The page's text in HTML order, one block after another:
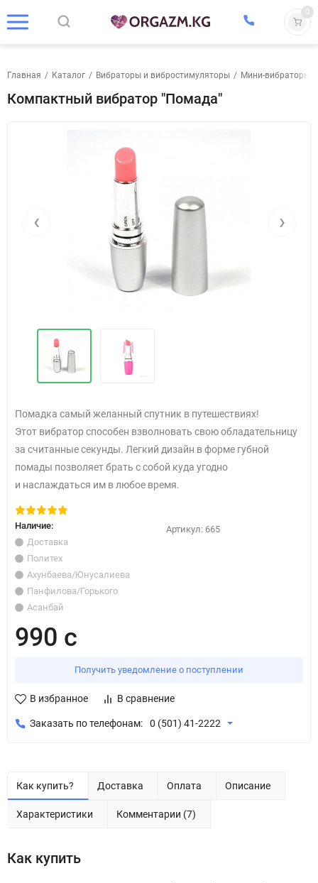
0
Главная / Каталог / Вибраторы и вибростимуляторы / Мини-вибраторы
Компактный вибратор "Помада"
‹ ›
Помадка самый желанный спутник в путешествиях!
Этот вибратор способен взволновать свою обладательницу
за считанные секунды. Легкий дизайн в форме губной
помады позволяет брать с собой куда угодно
и наслаждаться им в любое время.
Наличие:
Доставка
Политех
Ахунбаева/Юнусалиева
Панфилова/Горького
Асанбай
Артикул: 665
990 с
Получить уведомление о поступлении
В избранное В сравнение
Заказать по телефонам: 0 (501) 41-2222
Как купить? Доставка Оплата Описание
Характеристики Комментарии (7)
Как купить